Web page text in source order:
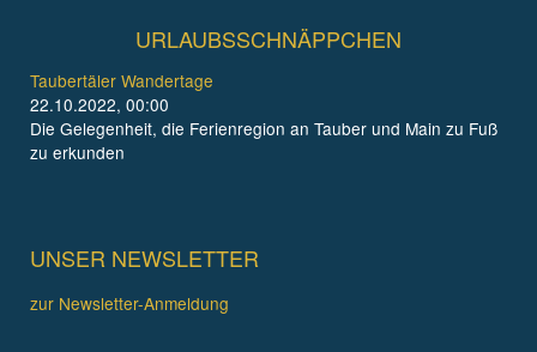
URLAUBSSCHNÄPPCHEN
Taubertäler Wandertage
22.10.2022, 00:00
Die Gelegenheit, die Ferienregion an Tauber und Main zu Fuß
zu erkunden
UNSER NEWSLETTER
zur Newsletter-Anmeldung